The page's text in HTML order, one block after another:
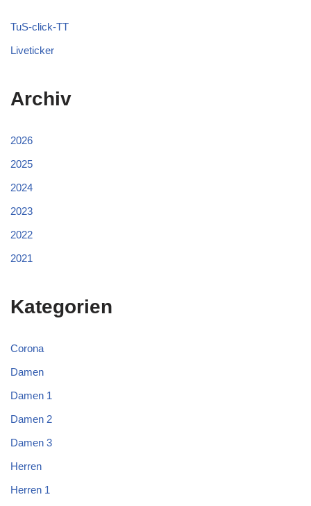
TuS-click-TT
Liveticker
Archiv
2026
2025
2024
2023
2022
2021
Kategorien
Corona
Damen
Damen 1
Damen 2
Damen 3
Herren
Herren 1